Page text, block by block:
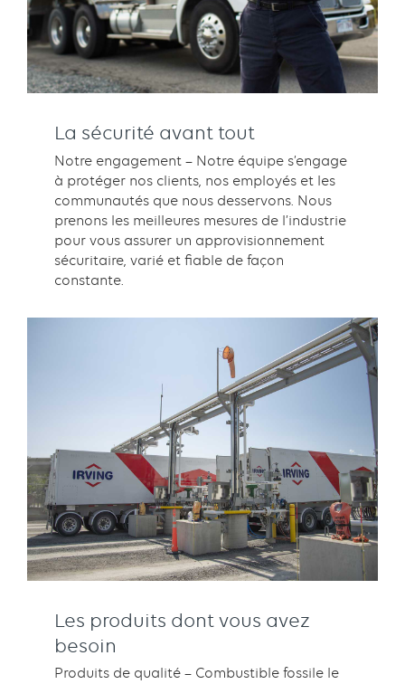
La sécurité avant tout
Notre engagement – Notre équipe s’engage
à protéger nos clients, nos employés et les
communautés que nous desservons. Nous
prenons les meilleures mesures de l’industrie
pour vous assurer un approvisionnement
sécuritaire, varié et fiable de façon
constante.
Les produits dont vous avez
besoin
Produits de qualité – Combustible fossile le